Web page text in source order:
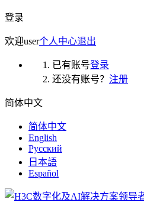
登录
欢迎user个人中心退出
已有账号登录
还没有账号？ 注册
简体中文
简体中文
English
Русский
日本語
Español